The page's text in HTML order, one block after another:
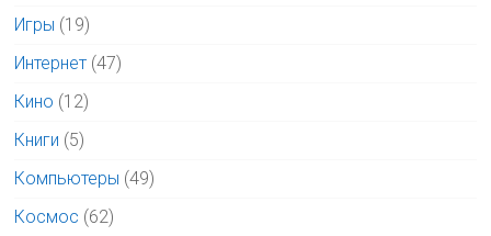
Игры (19)
Интернет (47)
Кино (12)
Книги (5)
Компьютеры (49)
Космос (62)